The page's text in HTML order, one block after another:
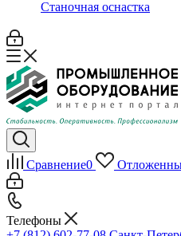
Станочная оснастка
Сравнение0
Телефоны